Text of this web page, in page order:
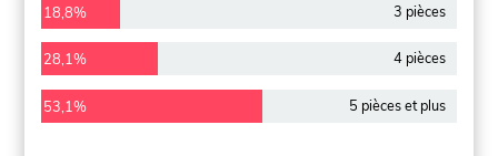
18,8% 3 pièces
28,1% 4 pièces
53,1% 5 pièces et plus